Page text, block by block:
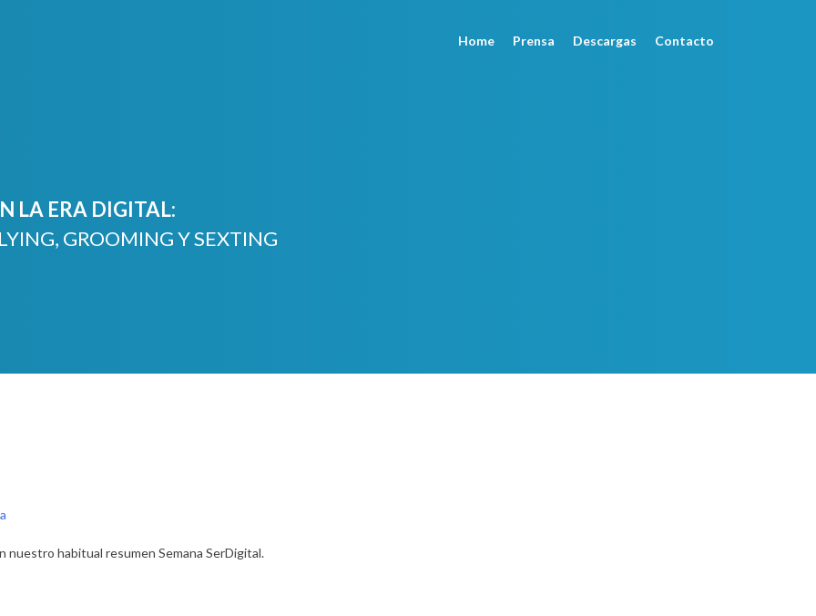
Home Prensa Descargas Contacto
LA ERA DIGITAL:
GROOMING Y SEXTING
habitual resumen Semana SerDigital.